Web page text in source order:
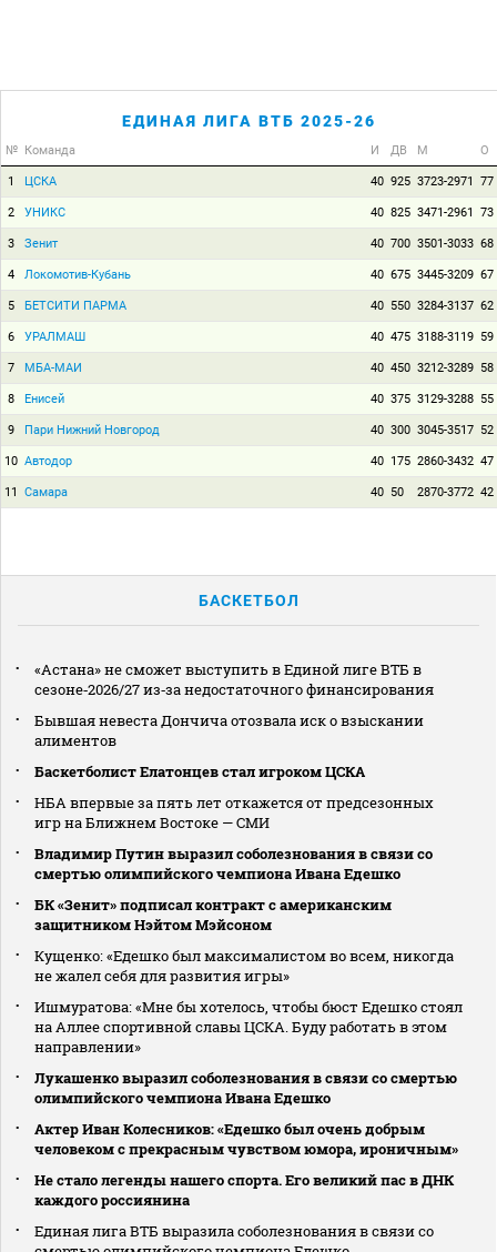
ЕДИНАЯ ЛИГА ВТБ 2025-26
№ Команда И ДВ М О
1 ЦСКА 40 925 3723-2971 77
2 УНИКС 40 825 3471-2961 73
3 Зенит 40 700 3501-3033 68
4 Локомотив-Кубань 40 675 3445-3209 67
5 БЕТСИТИ ПАРМА 40 550 3284-3137 62
6 УРАЛМАШ 40 475 3188-3119 59
7 МБА-МАИ 40 450 3212-3289 58
8 Енисей 40 375 3129-3288 55
9 Пари Нижний Новгород 40 300 3045-3517 52
10 Автодор 40 175 2860-3432 47
11 Самара 40 50 2870-3772 42
БАСКЕТБОЛ
«Астана» не сможет выступить в Единой лиге ВТБ в
сезоне‑2026/27 из‑за недостаточного финансирования
Бывшая невеста Дончича отозвала иск о взыскании
алиментов
Баскетболист Елатонцев стал игроком ЦСКА
НБА впервые за пять лет откажется от предсезонных
игр на Ближнем Востоке — СМИ
Владимир Путин выразил соболезнования в связи со
смертью олимпийского чемпиона Ивана Едешко
БК «Зенит» подписал контракт с американским
защитником Нэйтом Мэйсоном
Кущенко: «Едешко был максималистом во всем, никогда
не жалел себя для развития игры»
Ишмуратова: «Мне бы хотелось, чтобы бюст Едешко стоял
на Аллее спортивной славы ЦСКА. Буду работать в этом
направлении»
Лукашенко выразил соболезнования в связи со смертью
олимпийского чемпиона Ивана Едешко
Актер Иван Колесников: «Едешко был очень добрым
человеком с прекрасным чувством юмора, ироничным»
Не стало легенды нашего спорта. Его великий пас в ДНК
каждого россиянина
Единая лига ВТБ выразила соболезнования в связи со